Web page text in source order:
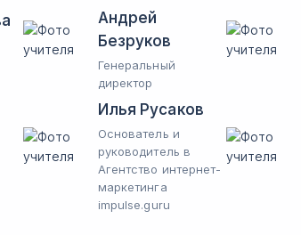
Андрей
Безруков
Генеральный
директор
Илья Русаков
Основатель и
руководитель в
Агентство интернет-
маркетинга
impulse.guru